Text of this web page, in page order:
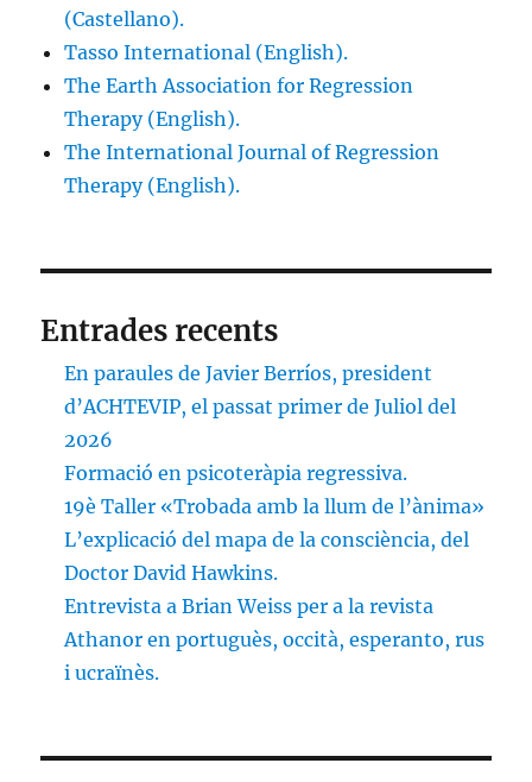
(Castellano).
Tasso International (English).
The Earth Association for Regression
Therapy (English).
The International Journal of Regression
Therapy (English).
Entrades recents
En paraules de Javier Berríos, president
d’ACHTEVIP, el passat primer de Juliol del
2026
Formació en psicoteràpia regressiva.
19è Taller «Trobada amb la llum de l’ànima»
L’explicació del mapa de la consciència, del
Doctor David Hawkins.
Entrevista a Brian Weiss per a la revista
Athanor en portuguès, occità, esperanto, rus
i ucraïnès.